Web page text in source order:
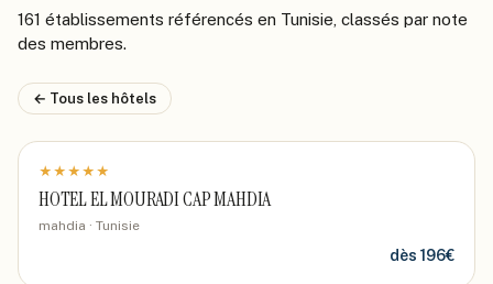
161 établissements référencés en Tunisie, classés par note
des membres.
← Tous les hôtels
★ ★ ★ ★ ★
HOTEL EL MOURADI CAP MAHDIA
mahdia · Tunisie
dès 196€